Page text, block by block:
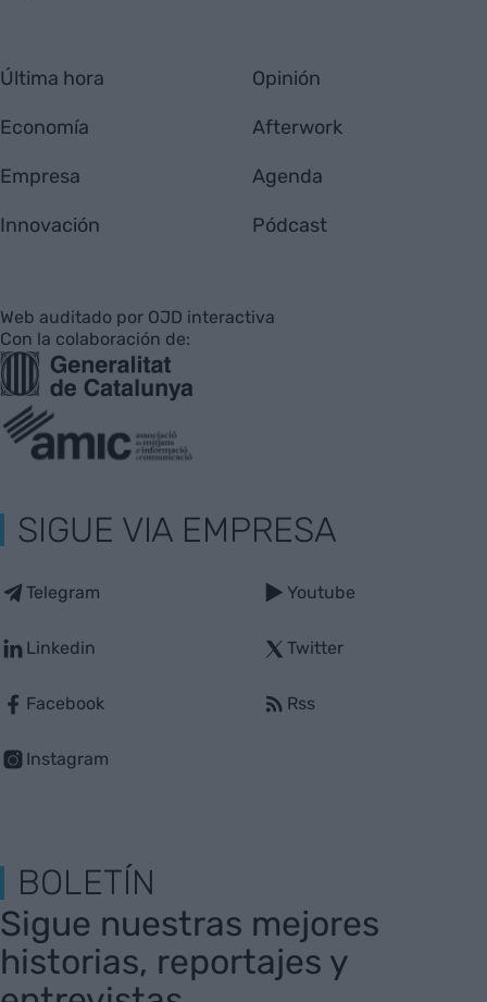
Última hora
Economía
Empresa
Innovación
Opinión
Afterwork
Agenda
Pódcast
Web auditado por OJD interactiva
Con la colaboración de:
SIGUE VIA EMPRESA
Telegram
Linkedin
Facebook
Instagram
Youtube
Twitter
Rss
BOLETÍN
Sigue nuestras mejores
historias, reportajes y